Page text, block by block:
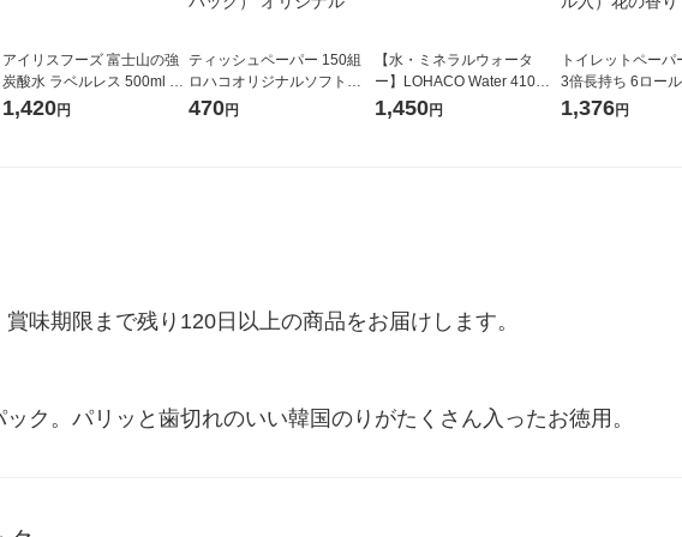
アイリスフーズ 富士山の強
炭酸水 ラベルレス 500ml 1
箱（24本入）
1,420円
ティッシュペーパー 150組
ロハコオリジナルソフトパ
ックティッシュ フィオナ オ
470円
【水・ミネラルウォータ
ー】LOHACO Water 410ml
1箱（20本入）ラベルレス
1,450円
トイレットペーパ
3倍長持ち 6ロール 75m 再
紙配合 スコッテ
1,376円
味期限まで残り120日以上の商品をお届けします。
ク。パリッと歯切れのいい韓国のりがたくさん入ったお徳用。